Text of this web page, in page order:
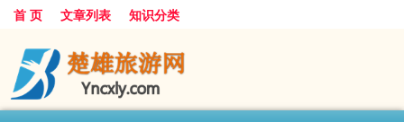
首 页 文章列表 知识分类